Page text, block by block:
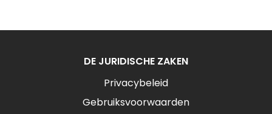
DE JURIDISCHE ZAKEN
Privacybeleid
Gebruiksvoorwaarden